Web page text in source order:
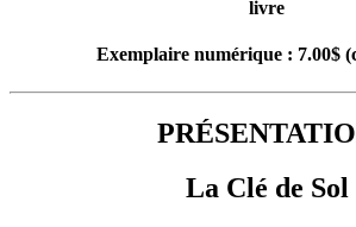
livre
Exemplaire numérique : 7.00$
La Clé de Sol